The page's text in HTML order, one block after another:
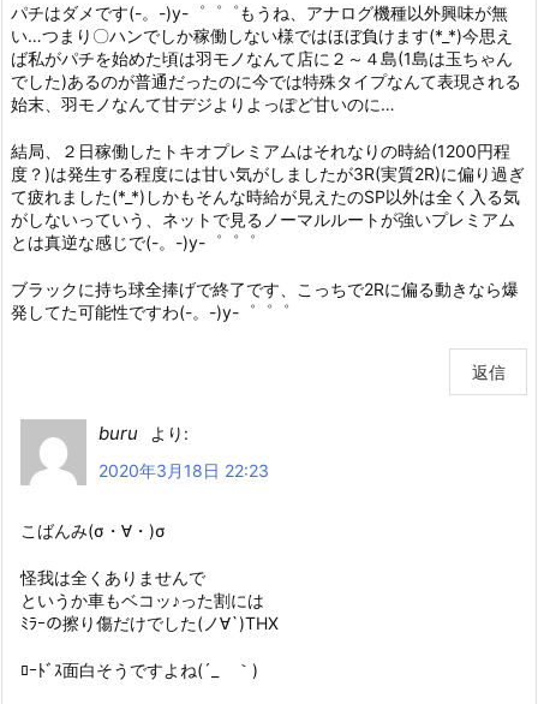
パチはダメです(-。-)y-゜゜゜もうね、アナログ機種以外興味が無
い…つまり〇ハンでしか稼働しない様ではほぼ負けます(*_*)今思え
ば私がパチを始めた頃は羽モノなんて店に２～４島(1島は玉ちゃん
でした)あるのが普通だったのに今では特殊タイプなんて表現される
始末、羽モノなんて甘デジよりよっぽど甘いのに…
結局、２日稼働したトキオプレミアムはそれなりの時給(1200円程
度？)は発生する程度には甘い気がしましたが3R(実質2R)に偏り過ぎ
て疲れました(*_*)しかもそんな時給が見えたのSP以外は全く入る気
がしないっていう、ネットで見るノーマルルートが強いプレミアム
とは真逆な感じで(-。-)y-゜゜゜
ブラックに持ち球全捧げで終了です、こっちで2Rに偏る動きなら爆
発してた可能性ですわ(-。-)y-゜゜゜
返信
buru
より:
2020年3月18日 22:23
こばんみ(σ・∀・)σ
怪我は全くありませんで
というか車もベコッ♪った割には
ﾐﾗｰの擦り傷だけでした(ノ∀`)THX
ﾛｰﾄﾞｽ面白そうですよね(´_ゝ｀)